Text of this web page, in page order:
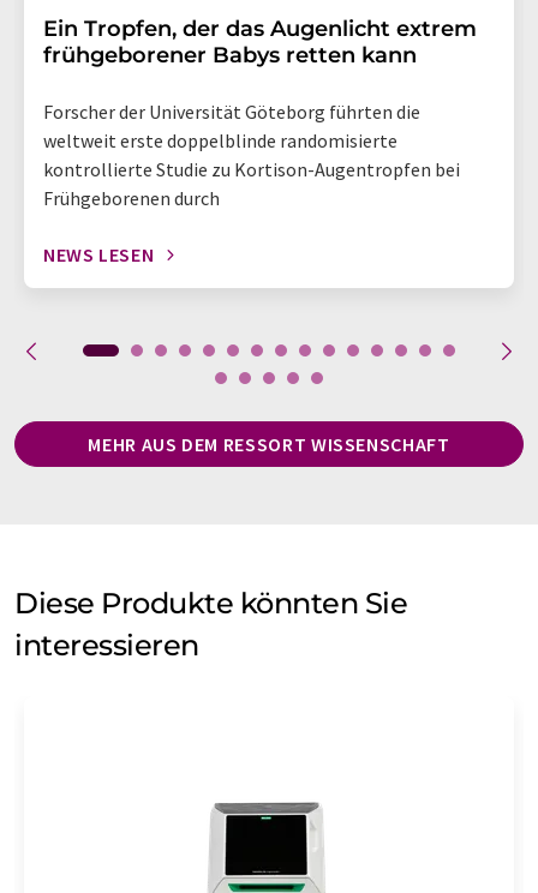
Ein Tropfen, der das Augenlicht extrem
frühgeborener Babys retten kann
Forscher der Universität Göteborg führten die
weltweit erste doppelblinde randomisierte
kontrollierte Studie zu Kortison-Augentropfen bei
Frühgeborenen durch
NEWS LESEN
MEHR AUS DEM RESSORT WISSENSCHAFT
Diese Produkte könnten Sie
interessieren